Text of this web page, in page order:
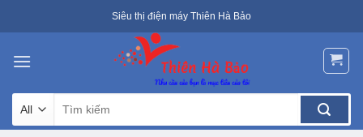
to
Siêu thị điện máy Thiên Hà Bảo
kiếm: